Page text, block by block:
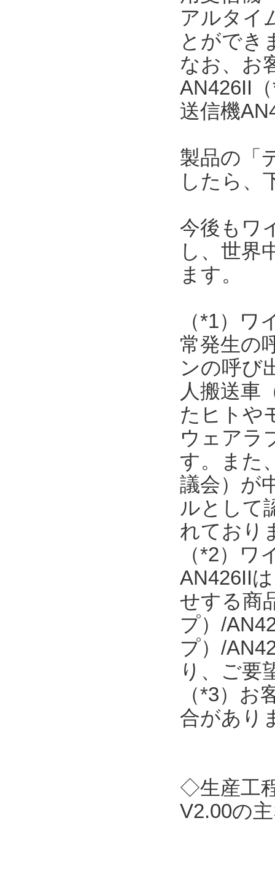
アルタイ
とができ
なお、お
AN426II
送信機
製品の「
したら、
今後もワ
し、世界
ます。
（*1）
常発生の
ンの呼び
人搬送車
たヒトや
ウェアラ
す。また
議会）が
ルとして
れており
（*2）
AN426II
せする商
プ）/
プ）/
り、ご
（*3）
合があり
◇生産工
V2.00の